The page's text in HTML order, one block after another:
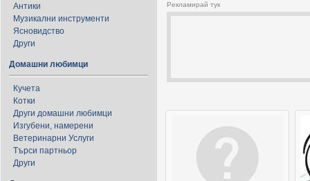
Антики
Музикални инструменти
Ясновидство
Други
Домашни любимци
Кучета
Котки
Други домашни любимци
Изгубени, намерени
Ветеринарни Услуги
Търси партньор
Други
Рекламирай тук